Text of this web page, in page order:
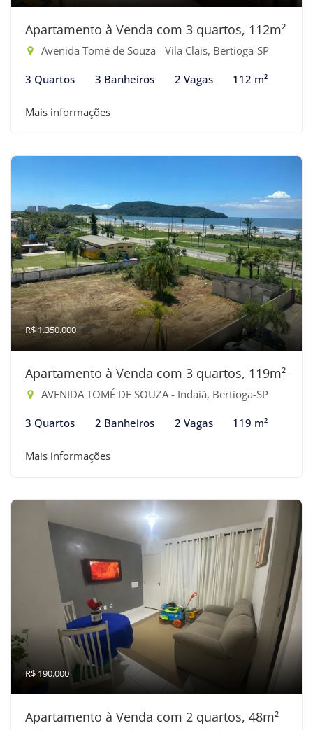
Apartamento à Venda com 3 quartos, 112m²
Avenida Tomé de Souza - Vila Clais, Bertioga-SP
3 Quartos 3 Banheiros 2 Vagas 112 m²
Mais informações
R$ 1.350.000
Apartamento à Venda com 3 quartos, 119m²
AVENIDA TOMÉ DE SOUZA - Indaiá, Bertioga-SP
3 Quartos 2 Banheiros 2 Vagas 119 m²
Mais informações
R$ 190.000
Apartamento à Venda com 2 quartos, 48m²